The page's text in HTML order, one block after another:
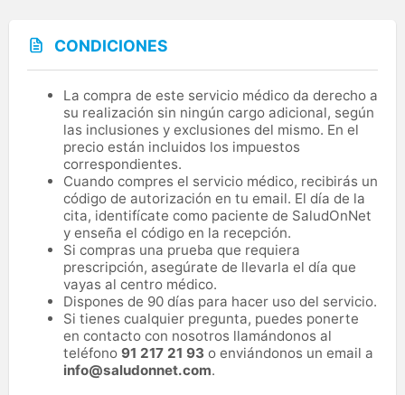
CONDICIONES
La compra de este servicio médico da derecho a
su realización sin ningún cargo adicional, según
las inclusiones y exclusiones del mismo. En el
precio están incluidos los impuestos
correspondientes.
Cuando compres el servicio médico, recibirás un
código de autorización en tu email. El día de la
cita, identifícate como paciente de SaludOnNet
y enseña el código en la recepción.
Si compras una prueba que requiera
prescripción, asegúrate de llevarla el día que
vayas al centro médico.
Dispones de 90 días para hacer uso del servicio.
Si tienes cualquier pregunta, puedes ponerte
en contacto con nosotros llamándonos al
teléfono 91 217 21 93 o enviándonos un email a
info@saludonnet.com.